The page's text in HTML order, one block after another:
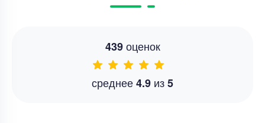
439оценок
среднее4.9 из5